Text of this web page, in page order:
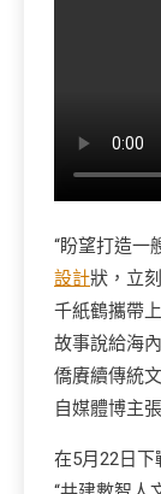
“盼望打造一
設計狀，立
千紙鶴攜帶
故事說給海
僑賡續傳統
自媒體博主
在5月22日